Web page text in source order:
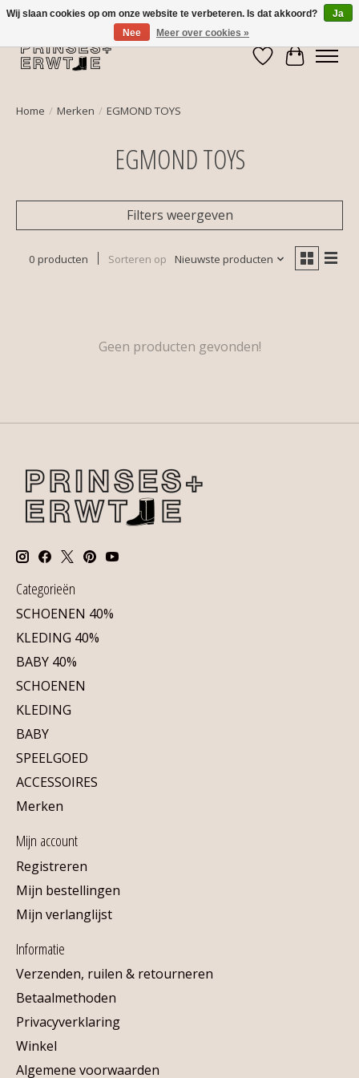
Verlanglijst
Home / Merken / EGMOND TOYS
EGMOND TOYS
Filters weergeven
0 producten Sorteren op Nieuwste producten
Geen producten gevonden!
Categorieën
SCHOENEN 40%
KLEDING 40%
BABY 40%
SCHOENEN
KLEDING
BABY
SPEELGOED
ACCESSOIRES
Merken
Mijn account
Registreren
Mijn bestellingen
Mijn verlanglijst
Informatie
Verzenden, ruilen & retourneren
Betaalmethoden
Privacyverklaring
Winkel
Algemene voorwaarden
Wij slaan cookies op om onze website te verbeteren. Is dat akkoord?
Ja
Nee
Meer over cookies »